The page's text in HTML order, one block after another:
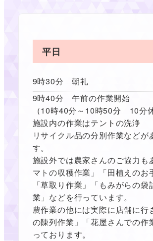
平日
9時30分 朝礼
9時40分 午前の作業開始
（10時40分～10時50分 10分
施設内の作業はテントの洗浄
リサイクル品の分別作業などが
す。
施設外では農家さんのご協力も
マトの収穫作業」「田植えのお
「草取り作業」「もみがらの袋
業」などを行っています。
農作業の他には実際に店舗に行
の陳列作業」「花屋さんでの作
っております。